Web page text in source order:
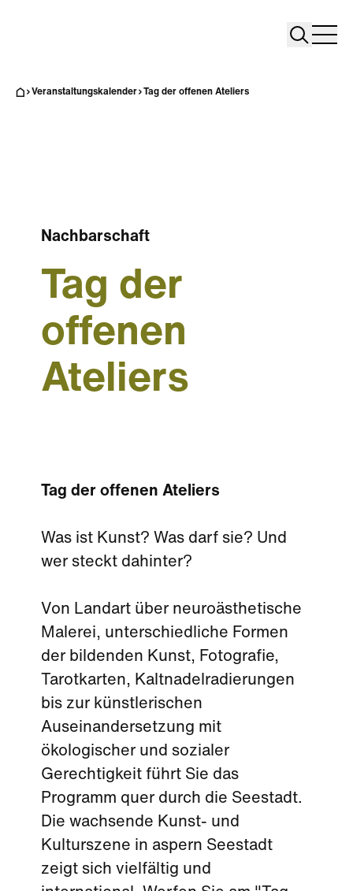
Search
Veranstaltungskalender Tag der offenen Ateliers
Nachbarschaft
Tag der
offenen
Ateliers
Tag der offenen Ateliers
Was ist Kunst? Was darf sie? Und
wer steckt dahinter?
Von Landart über neuroästhetische
Malerei, unterschiedliche Formen
der bildenden Kunst, Fotografie,
Tarotkarten, Kaltnadelradierungen
bis zur künstlerischen
Auseinandersetzung mit
ökologischer und sozialer
Gerechtigkeit führt Sie das
Programm quer durch die Seestadt.
Die wachsende Kunst- und
Kulturszene in aspern Seestadt
zeigt sich vielfältig und